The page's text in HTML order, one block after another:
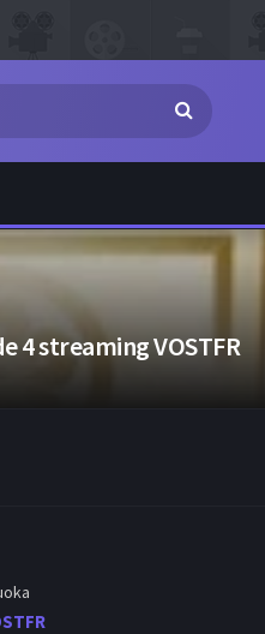
4 streaming VOSTFR